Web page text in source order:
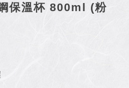
保溫杯 800ml (粉